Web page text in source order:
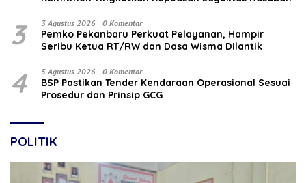
3 3 Agustus 2026 0 Komentar
Pemko Pekanbaru Perkuat Pelayanan, Hampir
Seribu Ketua RT/RW dan Dasa Wisma Dilantik
4 5 Agustus 2026 0 Komentar
BSP Pastikan Tender Kendaraan Operasional Sesuai
Prosedur dan Prinsip GCG
POLITIK